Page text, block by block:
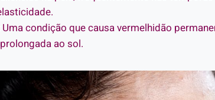
Uma condição que causa vermelhidão
ao sol.